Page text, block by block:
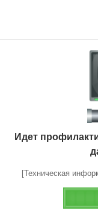
Идет
[Техническая